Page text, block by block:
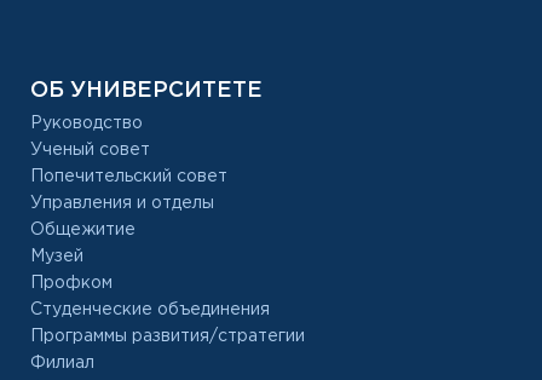
ОБ УНИВЕРСИТЕТЕ
Руководство
Ученый совет
Попечительский совет
Управления и отделы
Общежитие
Музей
Профком
Студенческие объединения
Программы развития/стратегии
Филиал